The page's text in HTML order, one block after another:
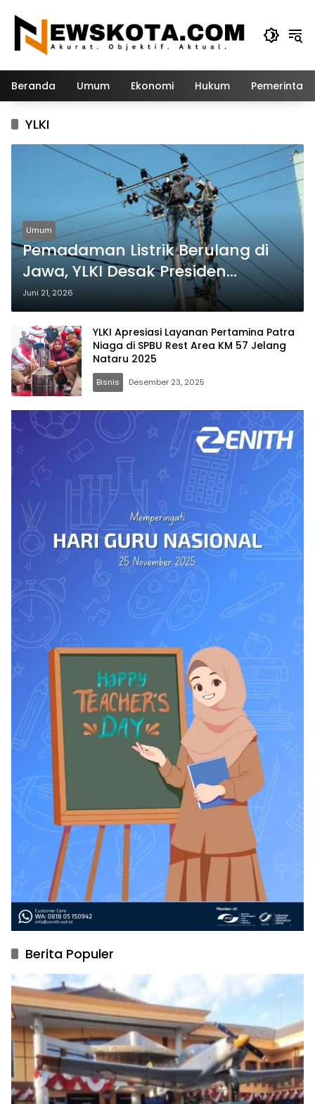
konten
Beranda Umum Ekonomi Hukum
YLKI
Umum
Pemadaman Listrik Berulang di
Jawa, YLKI Desak Presiden
Prabowo Turun Tangan
Juni 21, 2026
YLKI Apresiasi Layanan Pertamina Patra
Niaga di SPBU Rest Area KM 57 Jelang
Nataru 2025
Bisnis Desember 23, 2025
Berita Populer